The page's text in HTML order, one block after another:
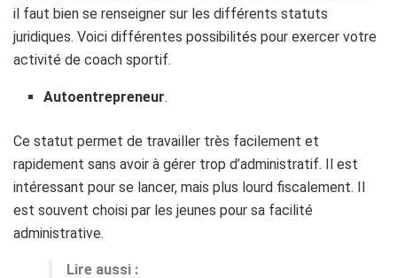
il faut bien se renseigner sur les différents statuts
juridiques. Voici différentes possibilités pour exercer votre
activité de coach sportif.
Autoentrepreneur.
Ce statut permet de travailler très facilement et
rapidement sans avoir à gérer trop d’administratif. Il est
intéressant pour se lancer, mais plus lourd fiscalement. Il
est souvent choisi par les jeunes pour sa facilité
administrative.
Lire aussi :